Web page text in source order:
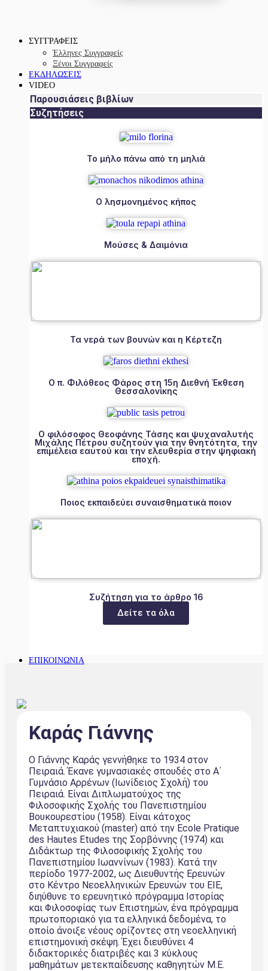
ΣΥΓΓΡΑΦΕΙΣ
Έλληνες Συγγραφείς
Ξένοι Συγγραφείς
ΕΚΔΗΛΩΣΕΙΣ
VIDEO
Παρουσιάσεις βιβλίων
Συζητήσεις
Το μήλο πάνω από τη μηλιά
Ο λησμονημένος κήπος
Μούσες & Δαιμόνια
Τα νερά των βουνών και η Κέρτεζη
Ο π. Φιλόθεος Φάρος στη 15η Διεθνή Έκθεση
Θεσσαλονίκης
Ο φιλόσοφος Θεοφάνης Τάσης και ψυχαναλυτής
Μιχάλης Πέτρου συζητούν για την θνητότητα, την
επιμέλεια εαυτού και την ελευθερία στην ψηφιακή
εποχή.
Ποιος εκπαιδεύει συναισθηματικά ποιον
Συζήτηση για το άρθρο 16
Δείτε τα όλα
ΕΠΙΚΟΙΝΩΝΙΑ
Καράς Γιάννης
Ο Γιάννης Καράς γεννήθηκε το 1934 στον
Πειραιά. Έκανε γυμνασιακές σπουδές στο Α΄
Γυμνάσιο Αρρένων (Ιωνίδειος Σχολή) του
Πειραιά. Είναι Διπλωματούχος της
Φιλοσοφικής Σχολής του Πανεπιστημίου
Βουκουρεστίου (1958). Είναι κάτοχος
Μεταπτυχιακού (master) από την Ecole Pratique
des Hautes Etudes της Σορβόννης (1974) και
Διδάκτωρ της Φιλοσοφικής Σχολής του
Πανεπιστημίου Ιωαννίνων (1983). Κατά την
περίοδο 1977-2002, ως Διευθυντής Ερευνών
στο Κέντρο Νεοελληνικών Ερευνών του ΕΙΕ,
διηύθυνε το ερευνητικό πρόγραμμα Ιστορίας
και Φιλοσοφίας των Επιστημών, ένα πρόγραμμα
πρωτοποριακό για τα ελληνικά δεδομένα, το
οποίο άνοιξε νέους ορίζοντες στη νεοελληνική
επιστημονική σκέψη. Έχει διευθύνει 4
διδακτορικές διατριβές και 3 κύκλους
μαθημάτων μετεκπαίδευσης καθηγητών Μ.Ε.